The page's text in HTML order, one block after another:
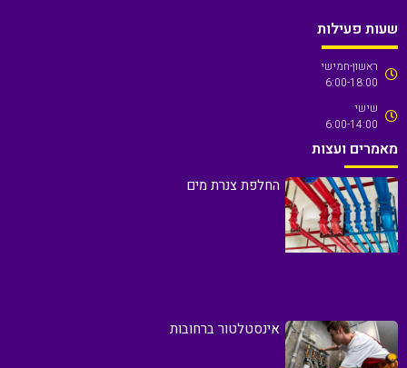
שעות פעילות
ראשון-חמישי
6:00-18:00
שישי
6:00-14:00
מאמרים ועצות
החלפת צנרת מים
אינסטלטור ברחובות